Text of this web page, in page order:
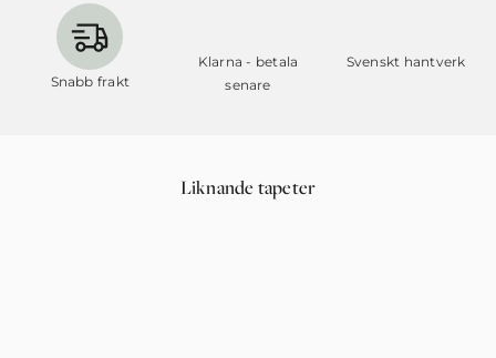
Snabb frakt
Klarna - betala
senare
Svenskt hantverk
Liknande tapeter